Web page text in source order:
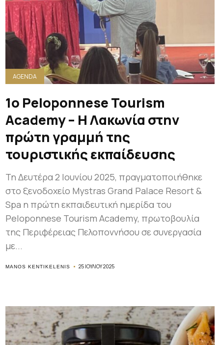
AGENDA
1ο Peloponnese Tourism
Academy – Η Λακωνία στην
πρώτη γραμμή της
τουριστικής εκπαίδευσης
Τη Δευτέρα 2 Ιουνίου 2025, πραγματοποιήθηκε
στο ξενοδοχείο Mystras Grand Palace Resort &
Spa η πρώτη εκπαιδευτική ημερίδα του
Peloponnese Tourism Academy, πρωτοβουλία
της Περιφέρειας Πελοποννήσου σε συνεργασία
με...
MANOS KENTIKELENIS 25 ΙΟΥΛΊΟΥ 2025